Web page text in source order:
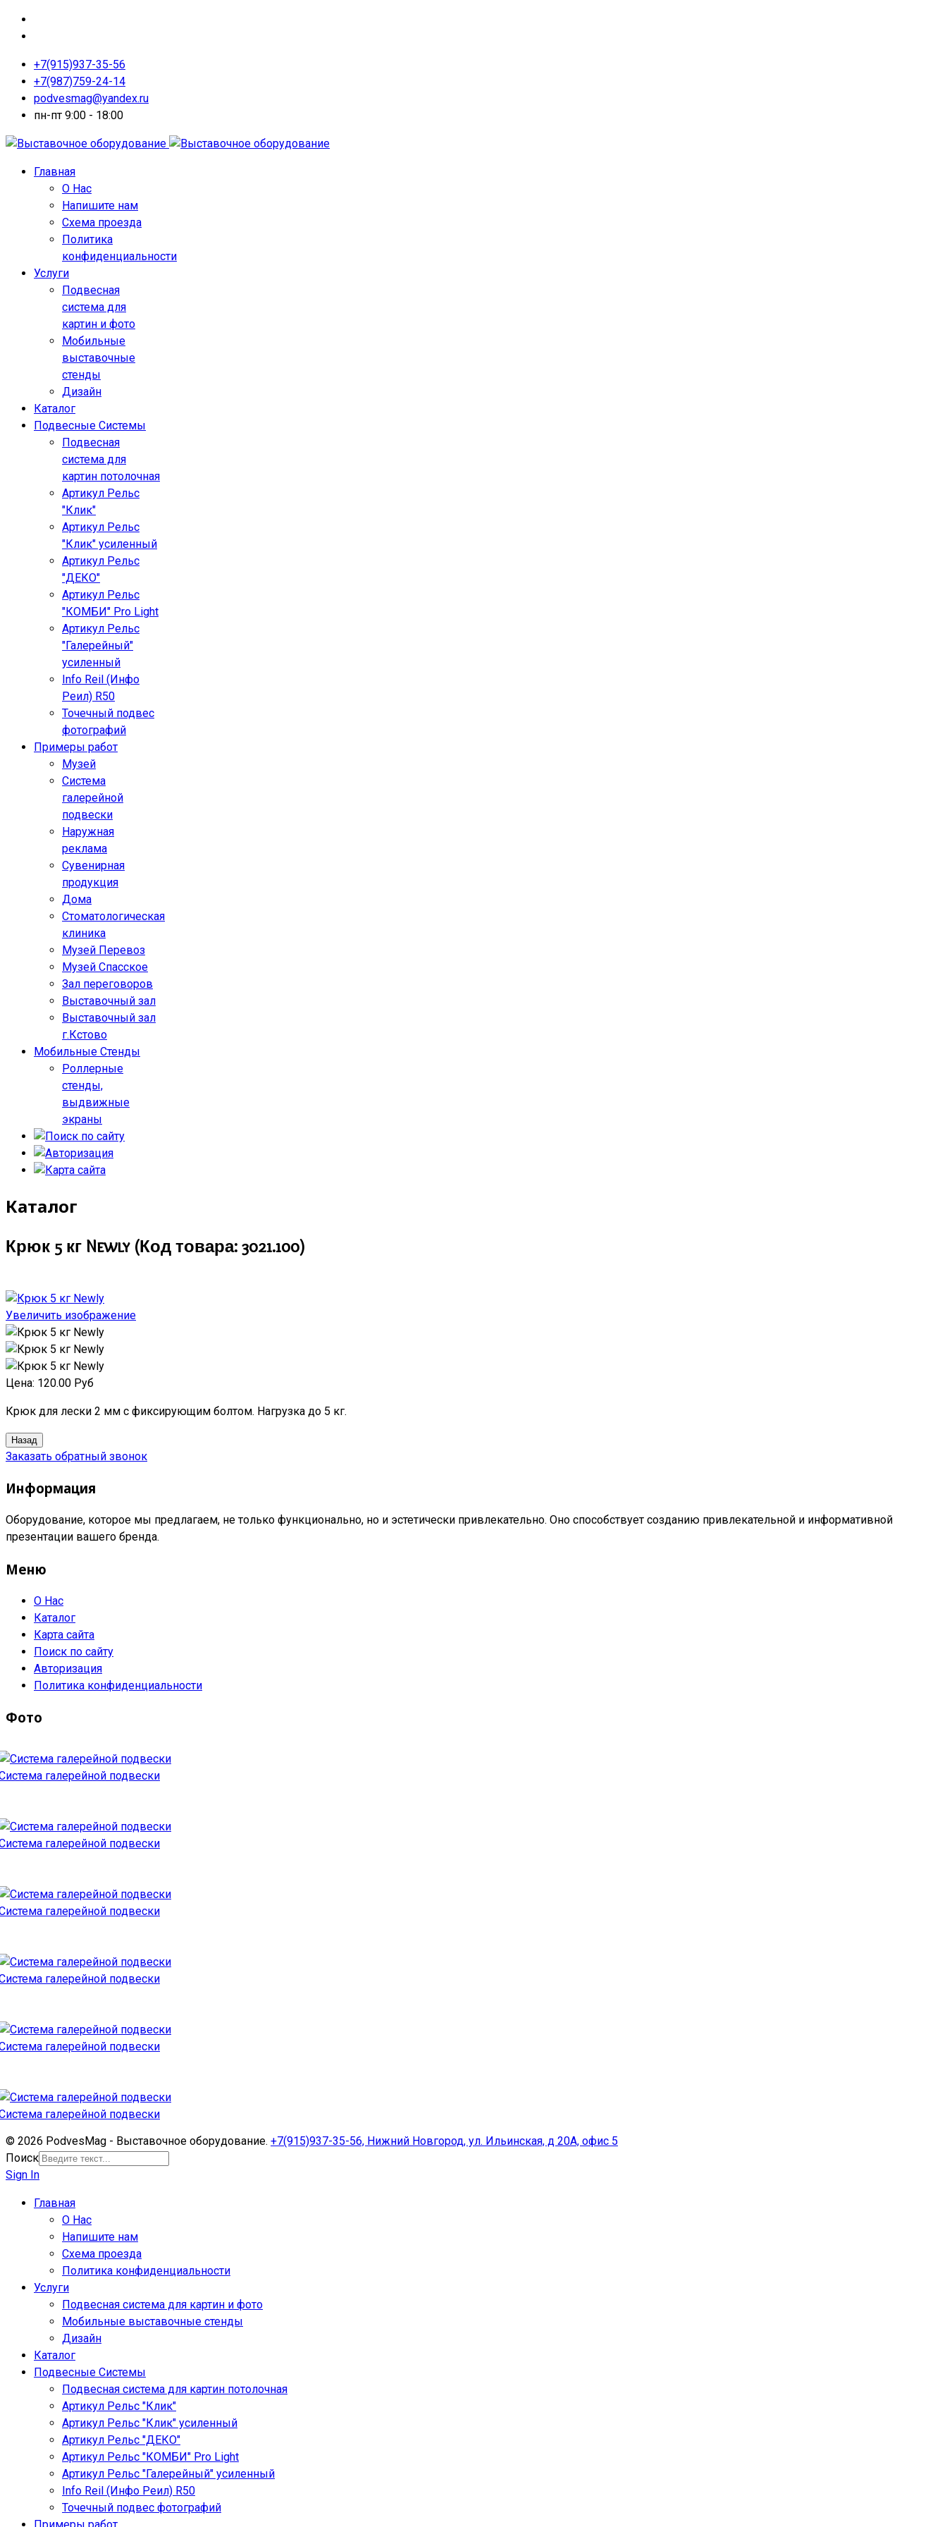
+7(915)937-35-56
+7(987)759-24-14
podvesmag@yandex.ru
пн-пт 9:00 - 18:00
Главная
О Нас
Напишите нам
Схема проезда
Политика
конфиденциальности
Услуги
Подвесная
система для
картин и фото
Мобильные
выставочные
стенды
Дизайн
Каталог
Подвесные Системы
Подвесная
система для
картин потолочная
Артикул Рельс
"Клик"
Артикул Рельс
"Клик" усиленный
Артикул Рельс
"ДЕКО"
Артикул Рельс
"КОМБИ" Pro Light
Артикул Рельс
"Галерейный"
усиленный
Info Reil (Инфо
Реил) R50
Точечный подвес
фотографий
Примеры работ
Музей
Система
галерейной
подвески
Наружная
реклама
Сувенирная
продукция
Дома
Стоматологическая
клиника
Музей Перевоз
Музей Спасское
Зал переговоров
Выставочный зал
Выставочный зал
г.Кстово
Мобильные Стенды
Роллерные
стенды,
выдвижные
экраны
Каталог
Крюк 5 кг Newly (Код товара: 3021.100)
Увеличить изображение
Цена: 120.00 Руб
Крюк для лески 2 мм с фиксирующим болтом. Нагрузка до 5 кг.
Заказать обратный звонок
Информация
Оборудование, которое мы предлагаем, не только функционально, но и эстетически привлекательно. Оно способствует созданию привлекательной и информативной
презентации вашего бренда.
Меню
О Нас
Каталог
Карта сайта
Поиск по сайту
Авторизация
Политика конфиденциальности
Фото
галерейной подвески
галерейной подвески
галерейной подвески
галерейной подвески
галерейной подвески
галерейной подвески
© 2026 PodvesMag - Выставочное оборудование. +7(915)937-35-56, Нижний Новгород, ул. Ильинская, д 20А, офис 5
Поиск
Sign In
Главная
О Нас
Напишите нам
Схема проезда
Политика конфиденциальности
Услуги
Подвесная система для картин и фото
Мобильные выставочные стенды
Дизайн
Каталог
Подвесные Системы
Подвесная система для картин потолочная
Артикул Рельс "Клик"
Артикул Рельс "Клик" усиленный
Артикул Рельс "ДЕКО"
Артикул Рельс "КОМБИ" Pro Light
Артикул Рельс "Галерейный" усиленный
Info Reil (Инфо Реил) R50
Точечный подвес фотографий